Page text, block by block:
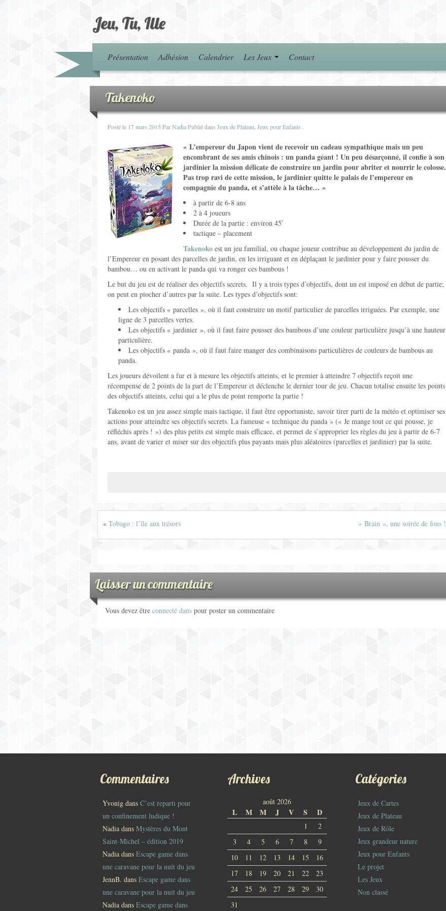
Jeu, Tu, Ille
Présentation Adhésion Calendrier Les Jeux Contact
Takenoko
Posté le 17 mars 2015 ParNadiaPublié dans Jeux de Plateau Jeux pour Enfants
« L’empereur du Japon vient de recevoir un cadeau sympathique mais un peu
encombrant de ses amis chinois : un panda géant ! Un peu désarçonné, il confie à son
jardinier la mission délicate de construire un jardin pour abriter et nourrir le colosse.
Pas trop ravi de cette mission, le jardinier quitte le palais de l’empereur en
compagnie du panda, et s’attèle à la tâche… »
à partir de 6-8 ans
2 à 4 joueurs
Durée de la partie : environ 45′
tactique – placement
Takenoko est un jeu familial, ou chaque joueur contribue au développement du jardin de
l’Empereur en posant des parcelles de jardin, en les irriguant et en déplaçant le jardinier pour y faire pousser du
bambou… ou en activant le panda qui va ronger ces bambous !
Le but du jeu est de réaliser des objectifs secrets. Il y a trois types d’objectifs, dont un est imposé en début de partie;
on peut en piocher d’autres par la suite. Les types d’objectifs sont:
Les objectifs « parcelles », où il faut construire un motif particulier de parcelles irriguées. Par exemple, une
ligne de 3 parcelles vertes.
Les objectifs « jardinier », où il faut faire pousser des bambous d’une couleur particulière jusqu’à une hauteur
particulière.
Les objectifs « panda », où il faut faire manger des combinaisons particulières de couleurs de bambous au
panda.
Les joueurs dévoilent a fur et à mesure les objectifs atteints, et le premier à atteindre 7 objectifs reçoit une
récompense de 2 points de la part de l’Empereur et déclenche le dernier tour de jeu. Chacun totalise ensuite les points
des objectifs atteints, celui qui a le plus de point remporte la partie !
Takenoko est un jeu assez simple mais tactique, il faut être opportuniste, savoir tirer parti de la météo et optimiser ses
actions pour atteindre ses objectifs secrets. La fameuse « technique du panda » (« Je mange tout ce qui pousse, je
réfléchis après ! ») des plus petits est simple mais efficace, et permet de s’approprier les règles du jeu à partir de 6-7
ans, avant de varier et miser sur des objectifs plus payants mais plus aléatoires (parcelles et jardinier) par la suite.
« Tobago : l’île aux trésors « Brain », une soirée de fous !
Laisser un commentaire
Vous devez être connecté dans pour poster un commentaire
Commentaires
Yvonig dans C’est reparti pour
un confinement ludique !
Nadia dans Mystères du Mont
Saint-Michel – édition 2019
Nadia dans Escape game dans
une caravane pour la nuit du jeu
JennB. dans Escape game dans
une caravane pour la nuit du jeu
Nadia dans Escape game dans
Archives
août 2026
L M M J V S D
1
2
3
4 5 6 7 8
9
10
11 12 13 14 15
16
17
18 19 20 21 22
23
24
25 26 27 28 29
30
31
Catégories
Jeux de Cartes
Jeux de Plateau
Jeux de Rôle
Jeux grandeur nature
Jeux pour Enfants
Le projet
Les Jeux
Non classé